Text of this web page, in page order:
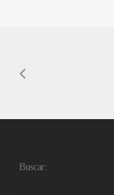
Buscar: